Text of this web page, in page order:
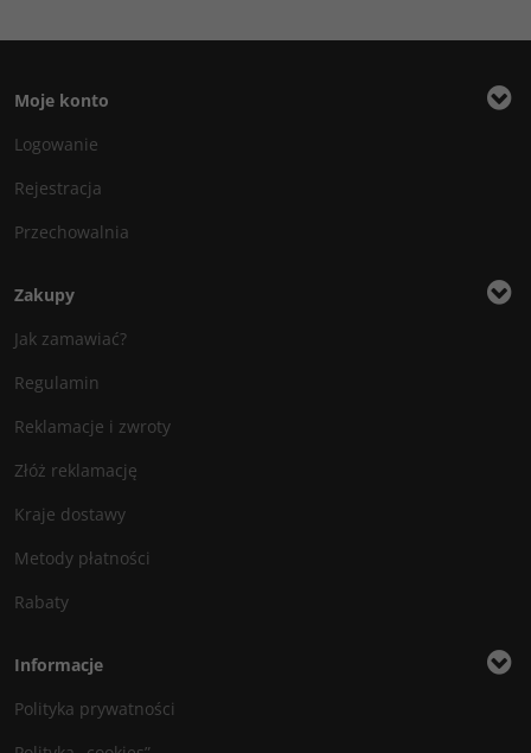
Moje konto
Logowanie
Rejestracja
Przechowalnia
Zakupy
Jak zamawiać?
Regulamin
Reklamacje i zwroty
Złóż reklamację
Kraje dostawy
Metody płatności
Rabaty
Informacje
Polityka prywatności